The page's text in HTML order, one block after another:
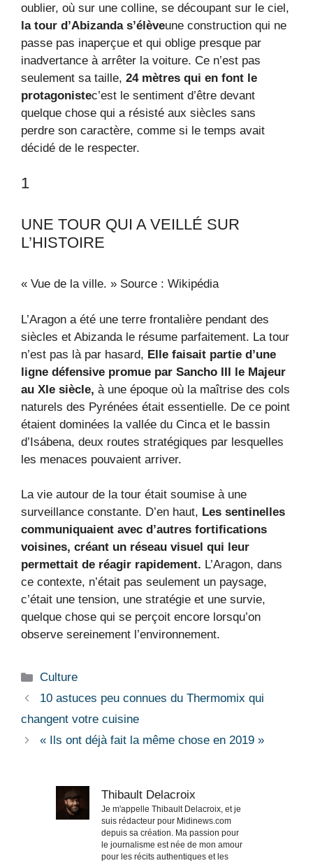
oublier, où sur une colline, se découpant sur le ciel,
la tour d’Abizanda s’élèveune construction qui ne
passe pas inaperçue et qui oblige presque par
inadvertance à arrêter la voiture. Ce n’est pas
seulement sa taille, 24 mètres qui en font le
protagonistec’est le sentiment d’être devant
quelque chose qui a résisté aux siècles sans
perdre son caractère, comme si le temps avait
décidé de le respecter.
1
UNE TOUR QUI A VEILLÉ SUR
L’HISTOIRE
« Vue de la ville. » Source : Wikipédia
L’Aragon a été une terre frontalière pendant des
siècles et Abizanda le résume parfaitement. La tour
n’est pas là par hasard, Elle faisait partie d’une
ligne défensive promue par Sancho III le Majeur
au XIe siècle, à une époque où la maîtrise des cols
naturels des Pyrénées était essentielle. De ce point
étaient dominées la vallée du Cinca et le bassin
d’Isábena, deux routes stratégiques par lesquelles
les menaces pouvaient arriver.
La vie autour de la tour était soumise à une
surveillance constante. D’en haut, Les sentinelles
communiquaient avec d’autres fortifications
voisines, créant un réseau visuel qui leur
permettait de réagir rapidement. L’Aragon, dans
ce contexte, n’était pas seulement un paysage,
c’était une tension, une stratégie et une survie,
quelque chose qui se perçoit encore lorsqu’on
observe sereinement l’environnement.
Catégories
Culture
10 astuces peu connues du Thermomix qui
changent votre cuisine
« Ils ont déjà fait la même chose en 2019 »
Thibault Delacroix
Je m'appelle Thibault Delacroix, et je
suis rédacteur pour Midinews.com
depuis sa création. Ma passion pour
le journalisme est née de mon amour
pour les récits authentiques et les